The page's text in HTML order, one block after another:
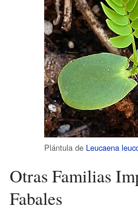
Plántula de Leucaena
Otras Familias
Fabales